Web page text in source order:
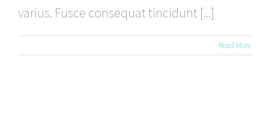
varius. Fusce consequat tincidunt [...]
Read More